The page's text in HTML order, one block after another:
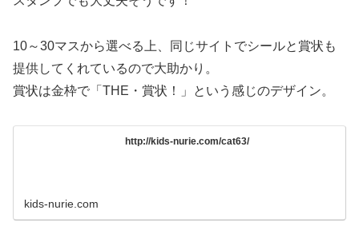
10～30マスから選べる上、同じサイトでシールと賞状も
提供してくれているので大助かり。
賞状は金枠で「THE・賞状！」という感じのデザイン。
http://kids-nurie.com/cat63/
kids-nurie.com